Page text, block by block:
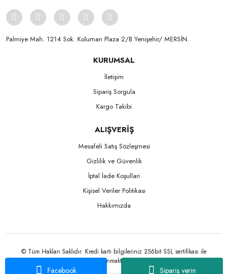
Sipariş verin
Facebook
Palmiye Mah. 1214 Sok. Koluman Plaza 2/B Yenişehir/ MERSİN.ㅤㅤㅤㅤㅤㅤㅤㅤㅤㅤㅤㅤㅤㅤㅤㅤㅤㅤㅤㅤㅤㅤㅤㅤㅤㅤㅤㅤㅤㅤㅤㅤㅤㅤㅤ ㅤㅤㅤㅤㅤㅤㅤㅤㅤㅤ
KURUMSAL
İletişim
Sipariş Sorgula
Kargo Takibi
ALIŞVERİŞ
Mesafeli Satış Sözleşmesi
Gizlilik ve Güvenlik
İptal İade Koşullari
Kişisel Veriler Politikası
Hakkımızda
© Tüm Hakları Saklıdır. Kredi kartı bilgileriniz 256bit SSL sertifikası ile
korunmaktadır.